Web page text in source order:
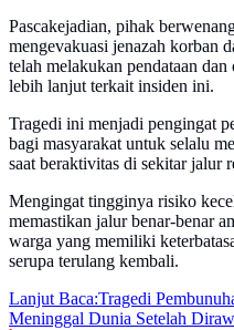
Pascakejadian, pihak
mengevakuasi jenazah korban
telah melakukan pendataan
lebih lanjut terkait insiden ini.
Tragedi ini menjadi pengingat
bagi masyarakat untuk selalu
saat beraktivitas di sekitar jalur
Mengingat tingginya risiko
memastikan jalur benar-benar
warga yang memiliki
serupa terulang kembali.
Lanjut Baca:Tragedi
Meninggal Dunia Setelah